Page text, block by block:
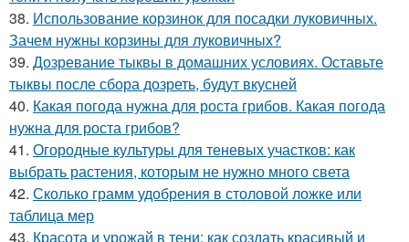
38. Использование корзинок для посадки луковичных.
Зачем нужны корзины для луковичных?
39. Дозревание тыквы в домашних условиях. Оставьте
тыквы после сбора дозреть, будут вкусней
40. Какая погода нужна для роста грибов. Какая погода
нужна для роста грибов?
41. Огородные культуры для теневых участков: как
выбрать растения, которым не нужно много света
42. Сколько грамм удобрения в столовой ложке или
таблица мер
43. Красота и урожай в тени: как создать красивый и